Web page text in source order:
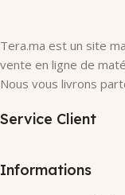
Tera.ma est un site
vente en ligne de
Nous vous livrons
Service Client
Informations